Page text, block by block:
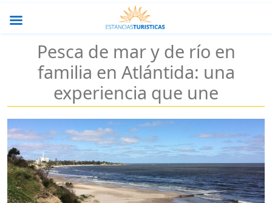
Pesca de mar y de río en
familia en Atlántida: una
experiencia que une